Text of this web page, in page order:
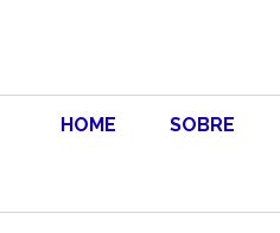
HOME SOBRE